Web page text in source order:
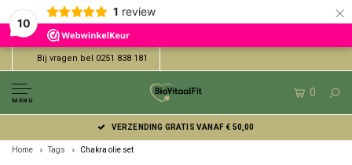
10
1 review ×
Bij vragen bel 0251 838 181
MENU
0
VERZENDING GRATIS VANAF € 50,00
Home Tags Chakra olie set